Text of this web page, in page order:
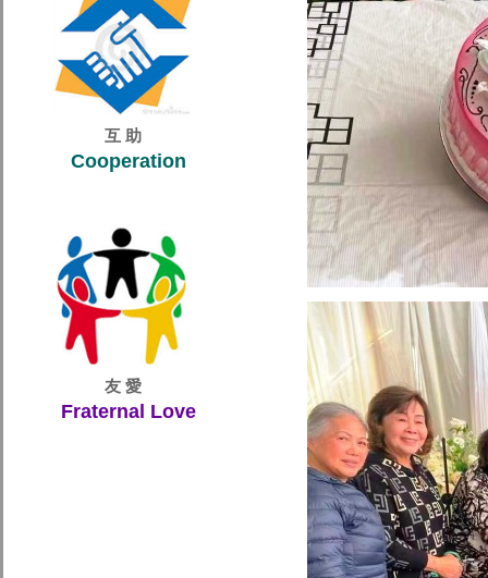
互 助
Cooperation
友 愛
Fraternal Love